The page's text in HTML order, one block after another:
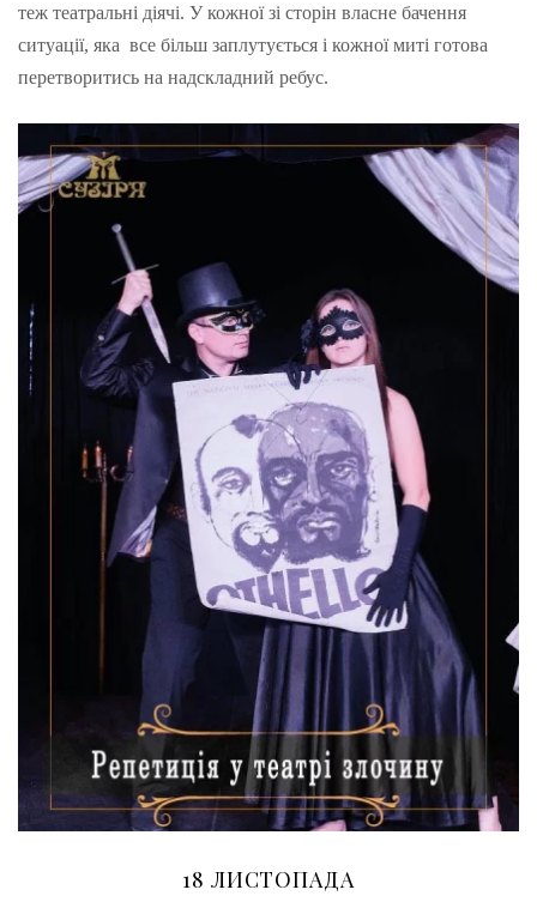
теж театральні діячі. У кожної зі сторін власне бачення
ситуації, яка все більш заплутується і кожної миті готова
перетворитись на надскладний ребус.
18 ЛИСТОПАДА